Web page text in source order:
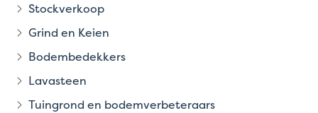
Stockverkoop
Grind en Keien
Bodembedekkers
Lavasteen
Tuingrond en bodemverbeteraars